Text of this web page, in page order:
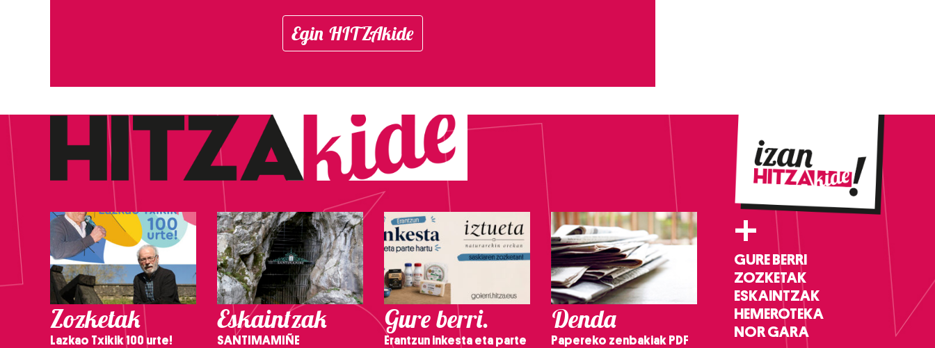
Egin HITZAkide
Zozketak
Lazkao Txikik 100 urte!
Eskaintzak
SANTIMAMIÑE
Gure berri.
Erantzun inkesta eta parte
Denda
Papereko zenbakiak PDF
+
GURE BERRI
ZOZKETAK
ESKAINTZAK
HEMEROTEKA
NOR GARA